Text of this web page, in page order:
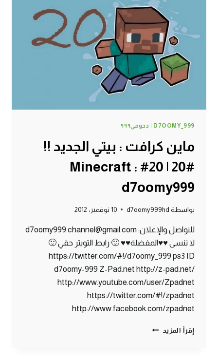
21#
MINECRAFT
:
D7OOMY999
D7OOMY_999 | دحومي٩٩٩
ماين كرافت : بيتي الجديد !!
#20 | 20# Minecraft :
d7oomy999
بواسطة d7oomy999hd 10 نوفمبر، 2012
للتواصل والإعلان: d7oomy999.channel@gmail.com
لا تنسى ♥♥المفضلة♥♥ 🙂 رابط التويتر حقي 🙂
https://twitter.com/#!/d7oomy_999 ps3 ID
d7oomy-999 Z-Pad.net http://z-pad.net/
http://www.youtube.com/user/Zpadnet
https://twitter.com/#!/zpadnet
http://www.facebook.com/zpadnet
إقرأ المزيد ماين